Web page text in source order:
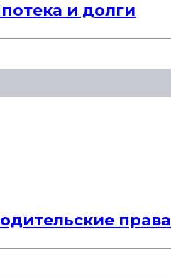
и долги
права